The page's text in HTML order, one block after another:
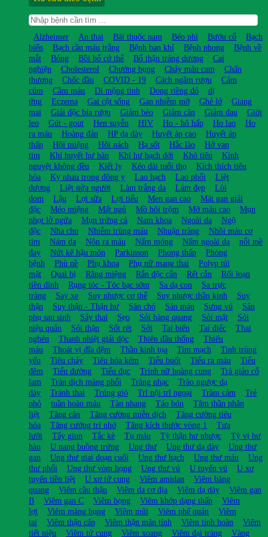
Alzheimer An thai Bài thuốc nam Béo phì Bướu cổ
Bạch
biến
Bạch cầu máu trắng Bệnh ban khỉ Bệnh phong
Bệnh về
mắt
Bỏng Bồi bổ cở thể Bổ thận tráng dương
Cai
nghiện
Cholesterol Chướng bụng Chảy máu cam
Chấn
thương
Chốc đầu COVID - 19 Cách ngâm rượu
Cảm
cúm
Cầm máu Di mộng tinh Dong riềng đỏ
dị
ứng
Eczema Gai cột sống Gan nhiễm mỡ Ghẻ lở
Giang
mai
Giải độc bia rượu Giảm béo Giảm cân Giảm đau
Giời
leo
Gút - gout Hen suyễn HIV Ho - hô hấp Ho lao
Ho
ra máu
Hoàng đản HP dạ dày Huyết áp cao
Huyết áp
thấp
Hôi miệng Hôi nách Hạ sốt Hắc lào
Hở van
tim
Khí huyết hư hàn Khí hư bạch đới Khó tiêu
Kinh
nguyệt không đều
Kiết lỵ Kéo dài tuổi thọ
Kích thích tiêu
hóa
Kỵ nhau trong đông y Lao hạch Lao phổi
Liệt
dương
Liệt nửa người Làm trắng da Làm đẹp
Lòi
dom
Lậu Lợi sữa Lợi tiểu Men gan cao
Mát gan giải
độc
Méo miệng Mất ngủ Mồ hôi trộm Mỡ máu cao
Mụn
nhọt lở ngứa
Mụn trứng cá Nam khoa Ngoài da
Ngộ
độc
Nha chu Nhiễm trùng máu Nhuận tràng
Nhồi máu cơ
tim
Nám da Nôn ra máu Nấm móng Nấm ngoài da
nổi mề
đay
Nứt kẽ hậu môn Parkinson Phong thấp
Phòng
bệnh
Phù nề Phụ khoa Phụ nữ mang thai
Polyp túi
mật
Quai bị Răng miệng Rắn độc cắn Rết cắn
Rối loạn
tiền đình
Rụng tóc - Tóc bạc sớm Sa dạ con
Sa trực
tràng
Say xe Suy nhược cơ thể Suy nhược thần kinh
Suy
thận
Suy thận - Thận hư Sán chó Sán máu Sưng vú
Sản
phụ sau sinh
Sảy thai Sẹo Sỏi bàng quang Sỏi mật
Sỏi
niệu quản
Sỏi thận Sốt rét Sởi Tai biến Tai điếc
Thai
nghén
Thanh nhiệt giải độc Thiên đầu thống
Thiếu
máu
Thoát vị đĩa đệm Thần kinh tọa Tim mạch
Tinh trùng
yếu
Tiêu chảy Tiêu hóa kém Tiểu buốt Tiểu ra máu
Tiểu
đêm
Tiểu đường Tiểu đục Trinh nữ hoàng cung
Trà giảo cổ
lam
Tràn dịch màng phổi Tràng nhạc
Trào ngược dạ
dày
Tránh thai Trúng gió Trĩ nội trĩ ngoại Trầm cảm
Trẻ
nhỏ
tuần hoàn máu Tàn nhang Táo bón
Tâm thần phân
liệt
Tăng cân Tăng cường miễn dịch
Tăng cường tiêu
hóa
Tăng cường trí nhớ Tăng kích thước vòng 1
Tưa
lưỡi
Tẩy giun Tắc kè Tụ máu Tỳ thận hư nhược
Tỳ vị hư
hàn
U nang buồng trứng Ung thư Ung thư dạ dày
Ung thư
gan
Ung thư giai đoạn cuối Ung thư hạch Ung thư máu
Ung
thư phổi
Ung thư vòm họng Ung thư vú U tuyến vú
U xơ
tuyến tiền liệt
U xơ tử cung Viêm amidan
Viêm bàng
quang
Viêm cầu thận Viêm da cơ địa Viêm dạ dày
Viêm gan
B
Viêm gan C Viêm họng Viêm khớp dạng thấp
Viêm
lợi
Viêm màng bụng Viêm mũi Viêm phế quản
Viêm
tai
Viêm thận cấp Viêm thận mãn tính Viêm tinh hoàn
Viêm
tiết niệu
Viêm tử cung Viêm xoang Viêm đại tràng
Vàng